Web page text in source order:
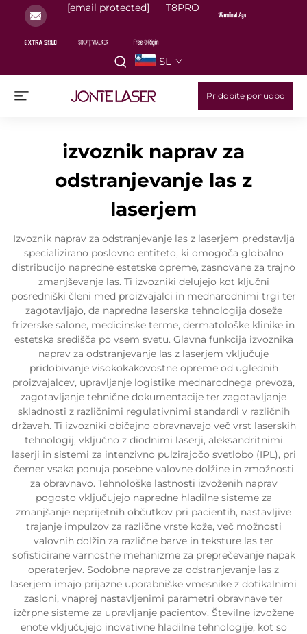
[email protected] T8PRO
SL
Pridobite ponudbo
izvoznik naprav za
odstranjevanje las z
laserjem
Izvoznik naprav za odstranjevanje las z laserjem predstavlja
specializirano poslovno entiteto, ki omogoča globalno
distribucijo napredne estetske opreme, zasnovane za trajno
zmanjševanje las. Ti izvozniki delujejo kot ključni
posredniški členi med proizvajalci in mednarodnimi trgi ter
zagotavljajo, da napredna laserska tehnologija doseže
frizerske salone, medicinske terme, dermatološke klinike in
estetska središča po vsem svetu. Glavna funkcija izvoznika
naprav za odstranjevanje las z laserjem vključuje
pridobivanje visokokakovostne opreme od uglednih
proizvajalcev, upravljanje logistike mednarodnega prevoza,
zagotavljanje tehnične dokumentacije ter zagotavljanje
skladnosti z različnimi regulativnimi standardi v različnih
državah. Ti izvozniki običajno obravnavajo več vrst laserskih
tehnologij, vključno z diodnimi laserji, aleksandritnimi
laserji in sistemi za intenzivno pulzirajočo svetlobo (IPL), pri
čemer vsaka ponuja posebne valovne dolžine in zmožnosti
za obravnavo. Tehnološke lastnosti izvoženih naprav
pogosto vključujejo napredne hladilne sisteme za
zmanjšanje neprijetnih občutkov pri pacientih, nastavljive
trajanje impulzov za različne vrste kože, več možnosti
valovnih dolžin za različne barve in teksture las ter
sofisticirane varnostne mehanizme za preprečevanje napak
operaterjev. Sodobne naprave za odstranjevanje las z
laserjem imajo prijazne uporabniške vmesnike z dotikalnimi
zasloni, vnaprej nastavljenimi parametri obravnave ter
izčrpne sisteme za upravljanje pacientov. Številne izvožene
enote vključujejo inovativne hladilne tehnologije, kot so